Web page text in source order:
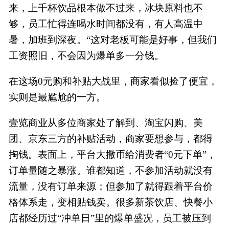
来，上千杯饮品根本做不过来，冰块原料也不
够，员工忙得连喝水时间都没有，有人高温中
暑，加班到深夜。“这对老板可能是好事，但我们
工资照旧，不会因为爆单多一分钱。
在这场0元购和补贴大战里，商家看似捡了便宜，
实则是最尴尬的一方。
壹览商业从多位商家处了解到、淘宝闪购、美
团、京东三方的补贴活动，商家要想参与，都得
掏钱。表面上，平台大撒币给消费者“0元下单”，
订单量随之暴涨。谁都知道，不参加活动就没有
流量，没有订单来源；但参加了就得跟着平台价
格体系走，变相贴钱卖。很多新茶饮店、快餐小
店都经历过“冲单日”里的爆单盛况，员工被压到